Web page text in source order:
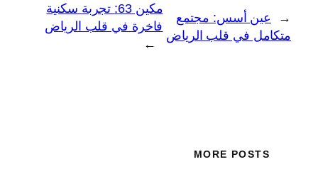
←
عين أسس: مجتمع
متكامل في قلب الرياض
مكين 63: تجربة سكنية
فاخرة في قلب الرياض
→
MORE POSTS